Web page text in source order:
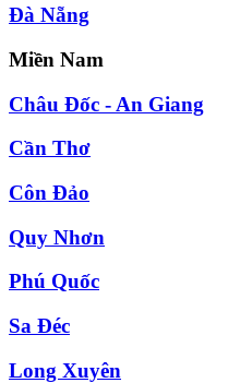
Đà Nẵng
Miền Nam
Châu Đốc - An Giang
Cần Thơ
Côn Đảo
Quy Nhơn
Phú Quốc
Sa Đéc
Long Xuyên